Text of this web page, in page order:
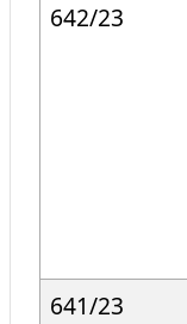
642/23
641/23